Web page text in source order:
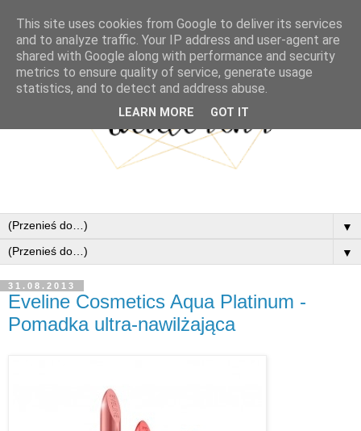
▼
▼
31.08.2013
Eveline Cosmetics Aqua Platinum -
Pomadka ultra-nawilżająca
This site uses cookies from Google to deliver its services
and to analyze traffic. Your IP address and user-agent are
shared with Google along with performance and security
metrics to ensure quality of service, generate usage
statistics, and to detect and address abuse.
LEARN MORE GOT IT